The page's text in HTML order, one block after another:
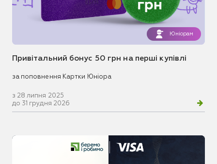
Юніорам
Привітальний бонус 50 грн на перші купівлі
за поповнення Картки Юніора
з 28 липня 2025
до 31 грудня 2026